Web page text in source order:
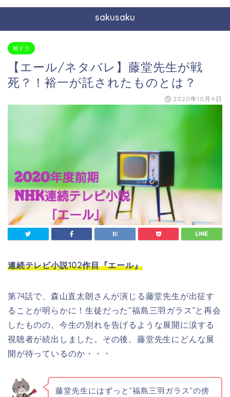
sakusaku
朝ドラ
【エール/ネタバレ】藤堂先生が戦
死？！裕一が託されたものとは？
2020年10月9日
連続テレビ小説102作目『エール』
第74話で、森山直太朗さんが演じる藤堂先生が出征す
ることが明らかに！生徒だった“福島三羽ガラス”と再会
したものの、今生の別れを告げるような展開に涙する
視聴者が続出しました。その後、藤堂先生にどんな展
開が待っているのか・・・
藤堂先生にはずっと”福島三羽 ガラス”の傍